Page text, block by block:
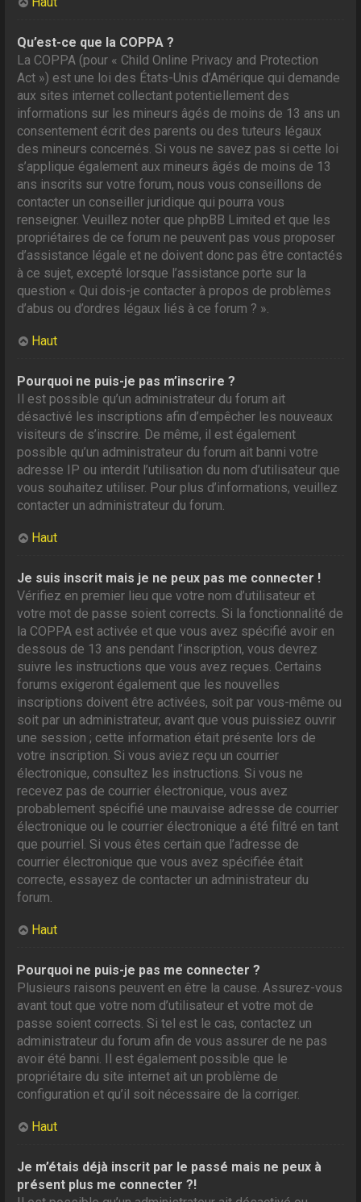
Qu’est-ce que la COPPA ?
La COPPA (pour « Child Online Privacy and Protection
Act ») est une loi des États-Unis d’Amérique qui demande
aux sites internet collectant potentiellement des
informations sur les mineurs âgés de moins de 13 ans un
consentement écrit des parents ou des tuteurs légaux
des mineurs concernés. Si vous ne savez pas si cette loi
s’applique également aux mineurs âgés de moins de 13
ans inscrits sur votre forum, nous vous conseillons de
contacter un conseiller juridique qui pourra vous
renseigner. Veuillez noter que phpBB Limited et que les
propriétaires de ce forum ne peuvent pas vous proposer
d’assistance légale et ne doivent donc pas être contactés
à ce sujet, excepté lorsque l’assistance porte sur la
question « Qui dois-je contacter à propos de problèmes
d’abus ou d’ordres légaux liés à ce forum ? ».
Haut
Pourquoi ne puis-je pas m’inscrire ?
Il est possible qu’un administrateur du forum ait
désactivé les inscriptions afin d’empêcher les nouveaux
visiteurs de s’inscrire. De même, il est également
possible qu’un administrateur du forum ait banni votre
adresse IP ou interdit l’utilisation du nom d’utilisateur que
vous souhaitez utiliser. Pour plus d’informations, veuillez
contacter un administrateur du forum.
Haut
Je suis inscrit mais je ne peux pas me connecter !
Vérifiez en premier lieu que votre nom d’utilisateur et
votre mot de passe soient corrects. Si la fonctionnalité de
la COPPA est activée et que vous avez spécifié avoir en
dessous de 13 ans pendant l’inscription, vous devrez
suivre les instructions que vous avez reçues. Certains
forums exigeront également que les nouvelles
inscriptions doivent être activées, soit par vous-même ou
soit par un administrateur, avant que vous puissiez ouvrir
une session ; cette information était présente lors de
votre inscription. Si vous aviez reçu un courrier
électronique, consultez les instructions. Si vous ne
recevez pas de courrier électronique, vous avez
probablement spécifié une mauvaise adresse de courrier
électronique ou le courrier électronique a été filtré en tant
que pourriel. Si vous êtes certain que l’adresse de
courrier électronique que vous avez spécifiée était
correcte, essayez de contacter un administrateur du
forum.
Haut
Pourquoi ne puis-je pas me connecter ?
Plusieurs raisons peuvent en être la cause. Assurez-vous
avant tout que votre nom d’utilisateur et votre mot de
passe soient corrects. Si tel est le cas, contactez un
administrateur du forum afin de vous assurer de ne pas
avoir été banni. Il est également possible que le
propriétaire du site internet ait un problème de
configuration et qu’il soit nécessaire de la corriger.
Haut
Je m’étais déjà inscrit par le passé mais ne peux à
présent plus me connecter ?!